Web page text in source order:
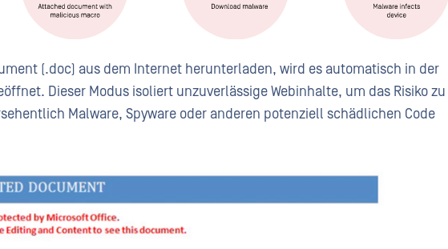
(.doc) aus dem Internet herunterladen, wird es automatisch in der
Dieser Modus isoliert unzuverlässige Webinhalte, um das Risiko zu
Malware, Spyware oder anderen potenziell schädlichen Code